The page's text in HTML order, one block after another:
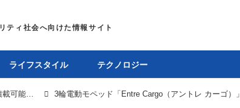
ライフスタイル テクノロジー
3輪電動モペッド「Entre Cargo」が登場。最大90kg積載可能なミニカー 3輪電動モペッド「Entre Cargo（アントレ カーゴ）」